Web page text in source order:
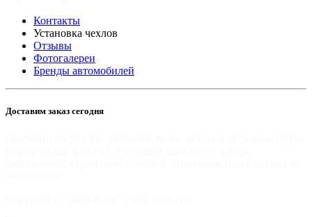
Контакты
Установка чехлов
Отзывы
Фотогалереи
Бренды автомобилей
Доставим заказ сегодня